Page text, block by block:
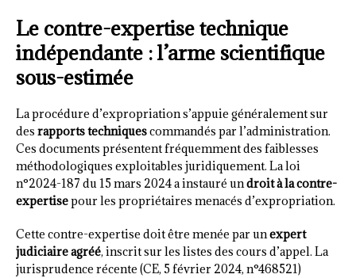
Le contre-expertise technique
indépendante : l’arme scientifique
sous-estimée
La procédure d’expropriation s’appuie généralement sur
des rapports techniquescommandés par l’administration.
Ces documents présentent fréquemment des faiblesses
méthodologiques exploitables juridiquement. La loi
n°2024-187 du 15 mars 2024 a instauré undroit à la contre-
expertisepour les propriétaires menacés d’expropriation.
Cette contre-expertise doit être menée par unexpert
judiciaire agréé, inscrit sur les listes des cours d’appel. La
jurisprudence récente (CE, 5 février 2024, n°468521)